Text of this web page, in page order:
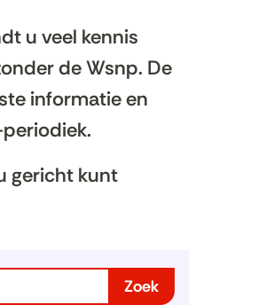
u veel kennis
de Wsnp. De
informatie en
gericht kunt
Zoek